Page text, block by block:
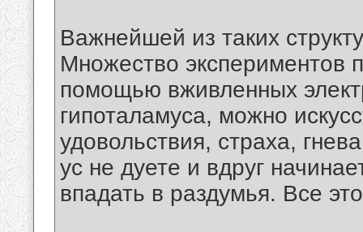
Важнейшей из таких
Множество экспериментов
помощью вживленных
гипоталамуса, можно
удовольствия, страха,
ус не дуете и вдруг
впадать в раздумья. Все